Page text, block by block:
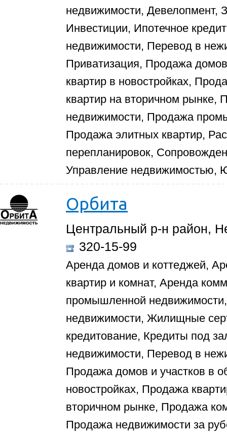
недвижимости, Девелопмент,
Инвестиции, Ипотечное
недвижимости, Перевод в
Приватизация, Продажа
квартир в новостройках,
квартир на вторичном рынке,
недвижимости, Продажа
Продажа элитных квартир,
перепланировок,
Управление недвижимостью,
Орбита
Центральный р-н район,
320-15-99
Аренда домов и коттеджей,
квартир и комнат, Аренда
промышленной
недвижимости, Жилищные
кредитование, Кредиты под
недвижимости, Перевод в
Продажа домов и участков в
новостройках, Продажа
вторичном рынке, Продажа
Продажа недвижимости за